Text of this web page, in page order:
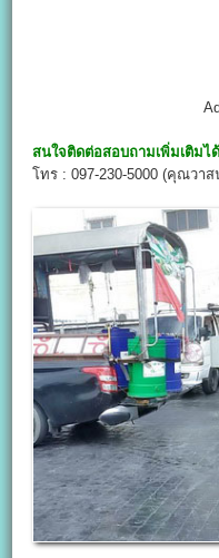
สนใจติดต่อสอบถามเพิ่มเติมไ
โทร : 097-230-5000 (คุณวาส